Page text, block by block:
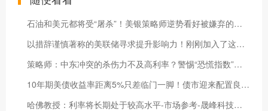
石油和美元都将受“屠杀”！美银策略师逆势看好被嫌弃的资产类别-市场参考-晟峰科技数据
以措辞谨慎著称的美联储寻求提升影响力！刚刚加入了这些社媒-市场参考-晟峰科技数据
策略师：中东冲突的杀伤力不及高利率？警惕“恐慌指数”飙升-市场参考-晟峰科技数据
10年期美债收益率距离5%只差临门一脚！债市迎来配置良机？-市场参考-晟峰科技数据
哈佛教授：利率将长期处于较高水平-市场参考-晟峰科技数据